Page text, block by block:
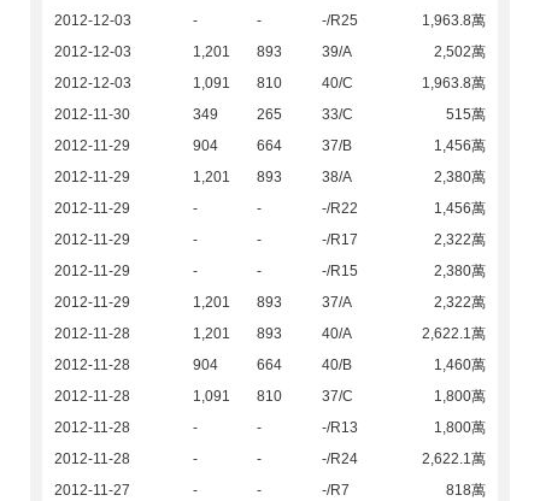
2012-12-03
- - -/R25
1,963.8萬
2012-12-03
1,201 893 39/A
2,502萬
2012-12-03
1,091 810 40/C
1,963.8萬
2012-11-30
349 265 33/C
515萬
2012-11-29
904 664 37/B
1,456萬
2012-11-29
1,201 893 38/A
2,380萬
2012-11-29
- - -/R22
1,456萬
2012-11-29
- - -/R17
2,322萬
2012-11-29
- - -/R15
2,380萬
2012-11-29
1,201 893 37/A
2,322萬
2012-11-28
1,201 893 40/A
2,622.1萬
2012-11-28
904 664 40/B
1,460萬
2012-11-28
1,091 810 37/C
1,800萬
2012-11-28
- - -/R13
1,800萬
2012-11-28
- - -/R24
2,622.1萬
2012-11-27
- - -/R7
818萬